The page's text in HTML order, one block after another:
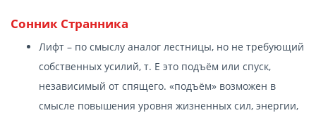
Сонник Странника
Лифт – по смыслу аналог лестницы, но не требующий
собственных усилий, т. Е это подъём или спуск,
независимый от спящего. «подъём» возможен в
смысле повышения уровня жизненных сил, энергии,